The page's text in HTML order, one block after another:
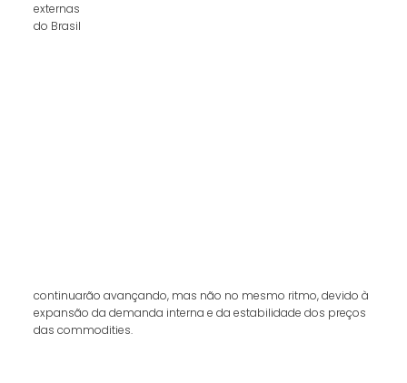
externas
do Brasil
continuarão avançando, mas não no mesmo ritmo, devido à
expansão da demanda interna e da estabilidade dos preços
das commodities.